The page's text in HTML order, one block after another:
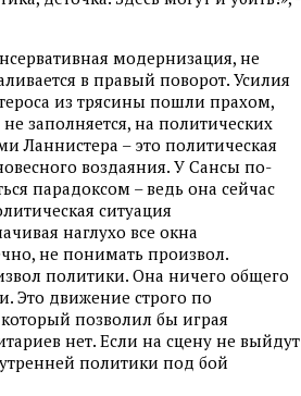
модернизация, не
в правый поворот. Усилия
из трясины пошли прахом,
заполняется, на политических
Ланнистера – это политическая
воздаяния. У Сансы по-
парадоксом – ведь она сейчас
ситуация
наглухо все окна
не понимать произвол.
политики. Она ничего общего
Это движение строго по
позволил бы играя
нет. Если на сцену не выйдут
политики под бой